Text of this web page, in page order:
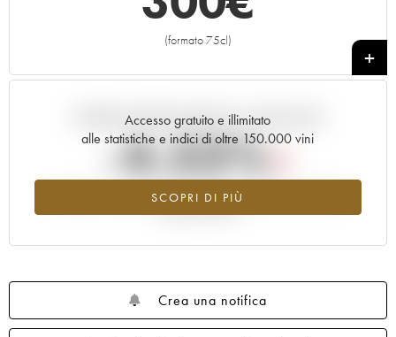
(formato 75cl)
+
Accesso gratuito e illimitato
alle statistiche e indici di oltre 150.000 vini
SCOPRI DI PIÙ
Andamento della quotazione in tempo reale
-4.53%
Tendenza al ribasso per il valore dell'annata 2001 nel 2026
Crea una notifica